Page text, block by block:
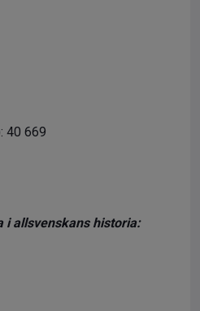
40 669
i allsvenskans historia: